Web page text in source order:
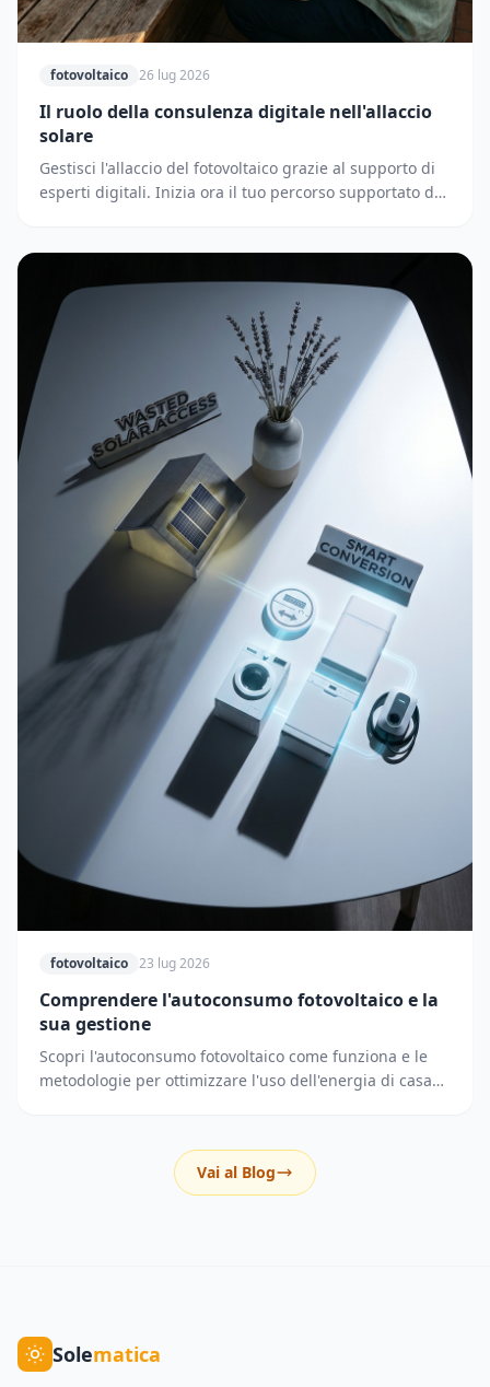
fotovoltaico 26 lug 2026
Il ruolo della consulenza digitale nell'allaccio
solare
Gestisci l'allaccio del fotovoltaico grazie al supporto di
esperti digitali. Inizia ora il tuo percorso supportato dai
fotovoltaico 23 lug 2026
Comprendere l'autoconsumo fotovoltaico e la
sua gestione
Scopri l'autoconsumo fotovoltaico come funziona e le
metodologie per ottimizzare l'uso dell'energia di casa
Vai al Blog
Solematica